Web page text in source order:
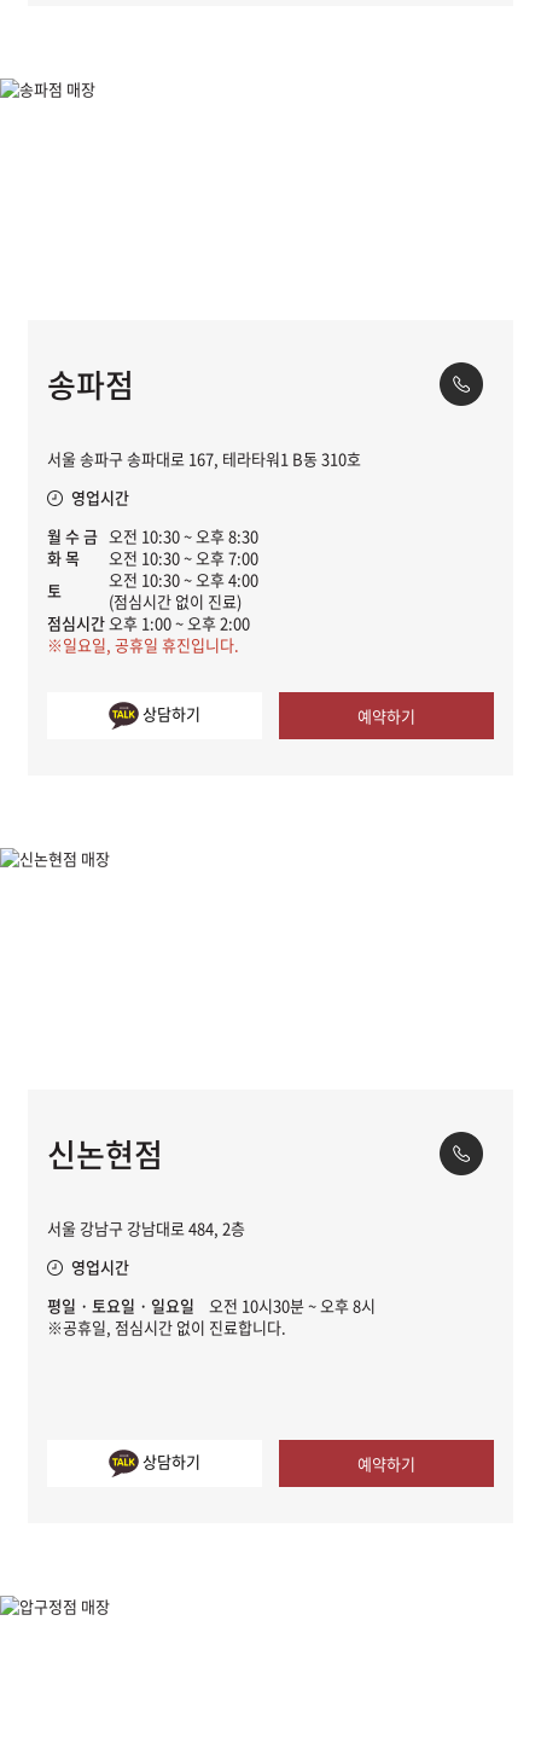
송파점
서울 송파구 송파대로 167, 테라타워1 B동 310호
영업시간
월 수 금 오전 10:30 ~ 오후 8:30
화 목
오전 10:30 ~ 오후 7:00
토
오전 10:30 ~ 오후 4:00
(점심시간 없이 진료)
점심시간오후 1:00 ~ 오후 2:00
※일요일, 공휴일 휴진입니다.
상담하기 예약하기
신논현점
서울 강남구 강남대로 484, 2층
영업시간
평일 · 토요일 · 일요일 오전 10시30분 ~ 오후 8시
※공휴일, 점심시간 없이 진료합니다.
상담하기 예약하기